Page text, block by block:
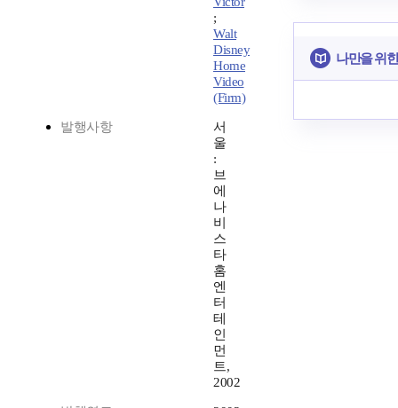
;
Walt
Disney
Home
Video
(Firm)
발행사항
서
울
:
브
에
나
비
스
타
홈
엔
터
테
인
먼
트,
2002
나만을 위